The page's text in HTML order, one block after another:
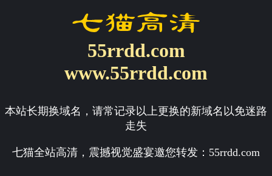
55rrdd.com
www.55rrdd.com
本站长期换域名，请常记录以上更换的新域名以免迷路
走失
七猫全站高清，震撼视觉盛宴邀您转发： 55rrdd.com